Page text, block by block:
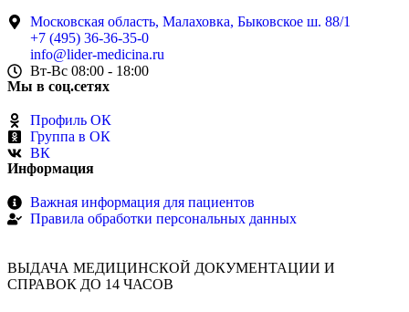
Московская область, Малаховка, Быковское ш. 88/1
+7 (495) 36-36-35-0
info@lider-medicina.ru
Вт-Вс 08:00 - 18:00
Мы в соц.сетях
Профиль ОК
Группа в ОК
ВК
Информация
Важная информация для пациентов
Правила обработки персональных данных
ВЫДАЧА МЕДИЦИНСКОЙ ДОКУМЕНТАЦИИ И
СПРАВОК ДО 14 ЧАСОВ